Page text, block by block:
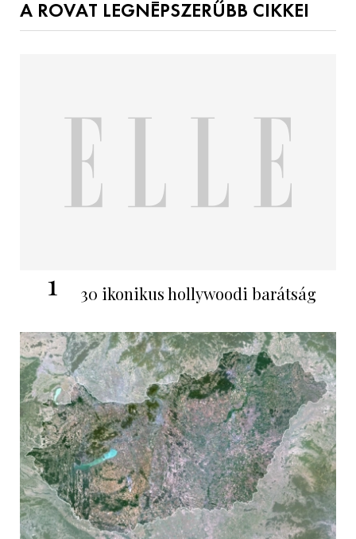
A ROVAT LEGNÉPSZERŰBB CIKKEI
1 30 ikonikus hollywoodi barátság